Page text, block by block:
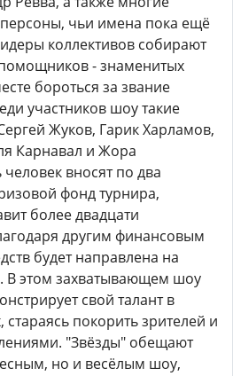
чьи имена пока ещё
коллективов собирают
- знаменитых
бороться за звание
участников шоу такие
Жуков, Гарик Харламов,
Карнавал и Жора
вносят по два
фонд турнира,
более двадцати
другим финансовым
будет направлена на
В этом захватывающем шоу
свой талант в
покорить зрителей и
"Звёзды" обещают
но и весёлым шоу,